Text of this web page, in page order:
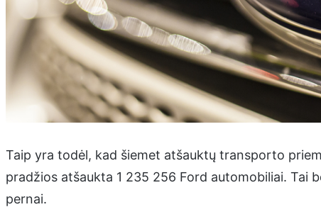
Taip yra todėl, kad šiemet atšauktų transporto
pradžios atšaukta 1 235 256 Ford automobiliai. Tai
pernai.